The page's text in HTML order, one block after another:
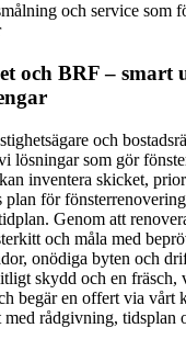
och service som
och BRF – smart
och
lösningar som gör
inventera skicket,
plan för
Genom att
och måla med
onödiga byten och
skydd och en fräsch,
begär en offert via vårt
med rådgivning, tidsplan